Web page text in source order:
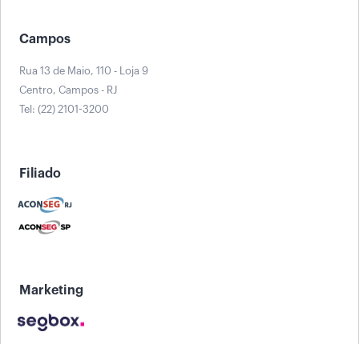
Campos
Rua 13 de Maio, 110 - Loja 9
Centro, Campos - RJ
Tel: (22) 2101-3200
Filiado
Marketing